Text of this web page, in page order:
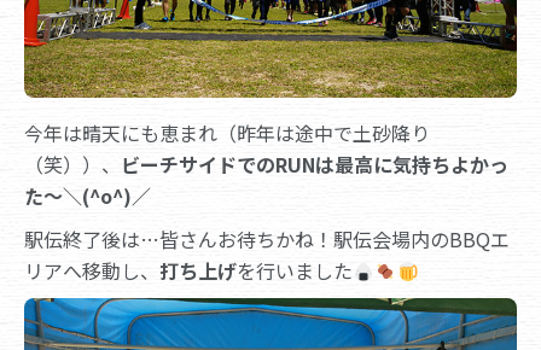
今年は晴天にも恵まれ（昨年は途中で土砂降り
（笑））、 ビーチサイドでのRUNは最高に気持ちよかっ
た～＼(^o^)／
駅伝終了後は…皆さんお待ちかね！駅伝会場内のBBQエ
リアへ移動し、 打ち上げを行いました